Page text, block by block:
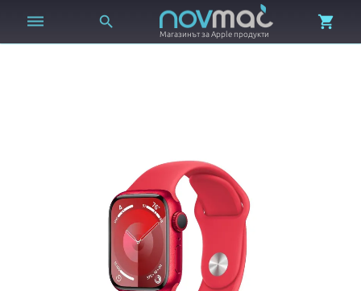
 
Магазинът за Apple продукти
